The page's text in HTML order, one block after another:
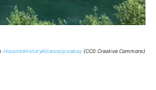
HoustonHistoryAlliance/pixabay (CC0 Creative Commons)